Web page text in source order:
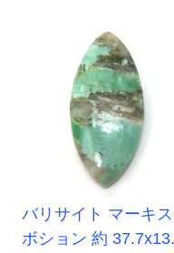
バリサイト マーキ
ボション 約